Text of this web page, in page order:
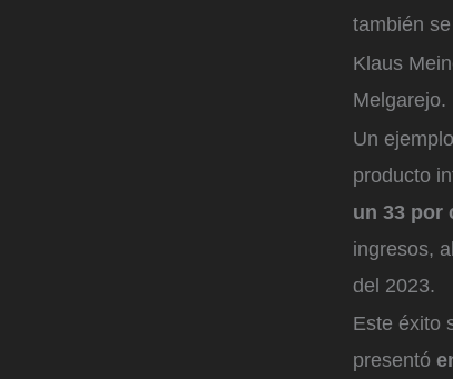
también
Klaus
Melgarejo.
Un
producto
un 33 por
ingresos,
del 2023.
Este éxito
presentó